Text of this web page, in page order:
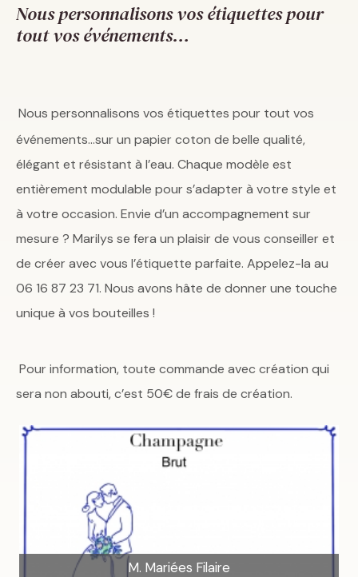
Nous personnalisons vos étiquettes pour
tout vos événements…
Nous personnalisons vos étiquettes pour tout vos
événements…sur un papier coton de belle qualité,
élégant et résistant à l’eau. Chaque modèle est
entièrement modulable pour s’adapter à votre style et
à votre occasion. Envie d’un accompagnement sur
mesure ? Marilys se fera un plaisir de vous conseiller et
de créer avec vous l’étiquette parfaite. Appelez-la au
06 16 87 23 71. Nous avons hâte de donner une touche
unique à vos bouteilles !
Pour information, toute commande avec création qui
sera non abouti, c’est 50€ de frais de création.
M. Mariées Filaire